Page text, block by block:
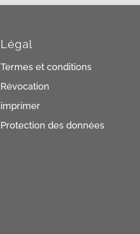
Légal
Termes et conditions
Révocation
imprimer
Protection des données